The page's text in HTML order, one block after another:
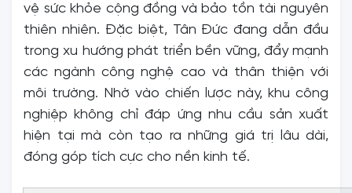
vệ sức khỏe cộng đồng và bảo tồn tài nguyên
thiên nhiên. Đặc biệt, Tân Đức đang dẫn đầu
trong xu hướng phát triển bền vững, đẩy mạnh
các ngành công nghệ cao và thân thiện với
môi trường. Nhờ vào chiến lược này, khu công
nghiệp không chỉ đáp ứng nhu cầu sản xuất
hiện tại mà còn tạo ra những giá trị lâu dài,
đóng góp tích cực cho nền kinh tế.